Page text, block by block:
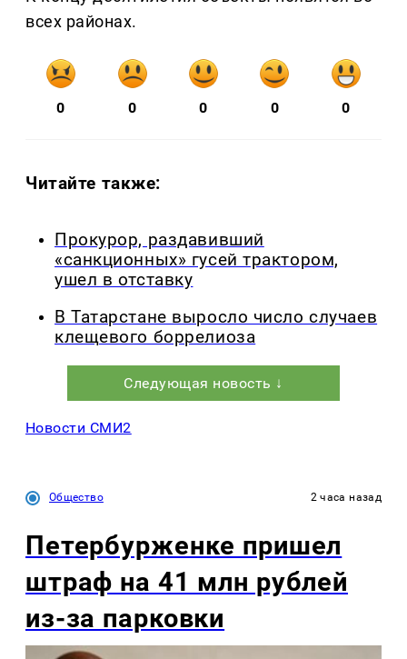
всех районах.
0 0 0 0 0
Читайте также:
Прокурор, раздавивший
«санкционных» гусей трактором,
ушел в отставку
В Татарстане выросло число случаев
клещевого боррелиоза
Следующая новость ↓
Новости СМИ2
Общество 2 часа назад
Петербурженке пришел
штраф на 41 млн рублей
из-за парковки